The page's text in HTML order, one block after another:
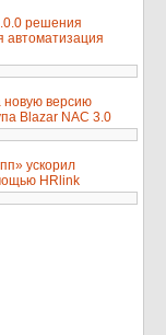
решения
автоматизация
новую версию
Blazar NAC 3.0
ускорил
HRlink